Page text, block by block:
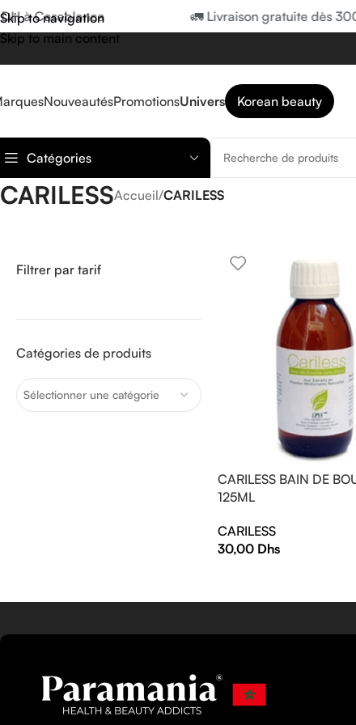
Skip to navigation
Skip to main content
à Casablanca 🚛 Livraison gratuite dès
NouveautésPromotionsUnivers Korean beauty
Catégories
CARILESSAccueil/CARILESS
Filtrer par tarif
Catégories de produits
Sélectionner une catégorie
CARILESS BAIN DE
125ML
CARILESS
30,00 Dhs